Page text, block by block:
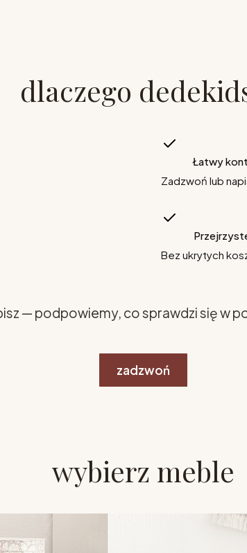
dlaczego
Łatwy
Zadzwoń lub
Bez ukrytych
— podpowiemy, co sprawdzi się w
zadzwoń
wybierz meble